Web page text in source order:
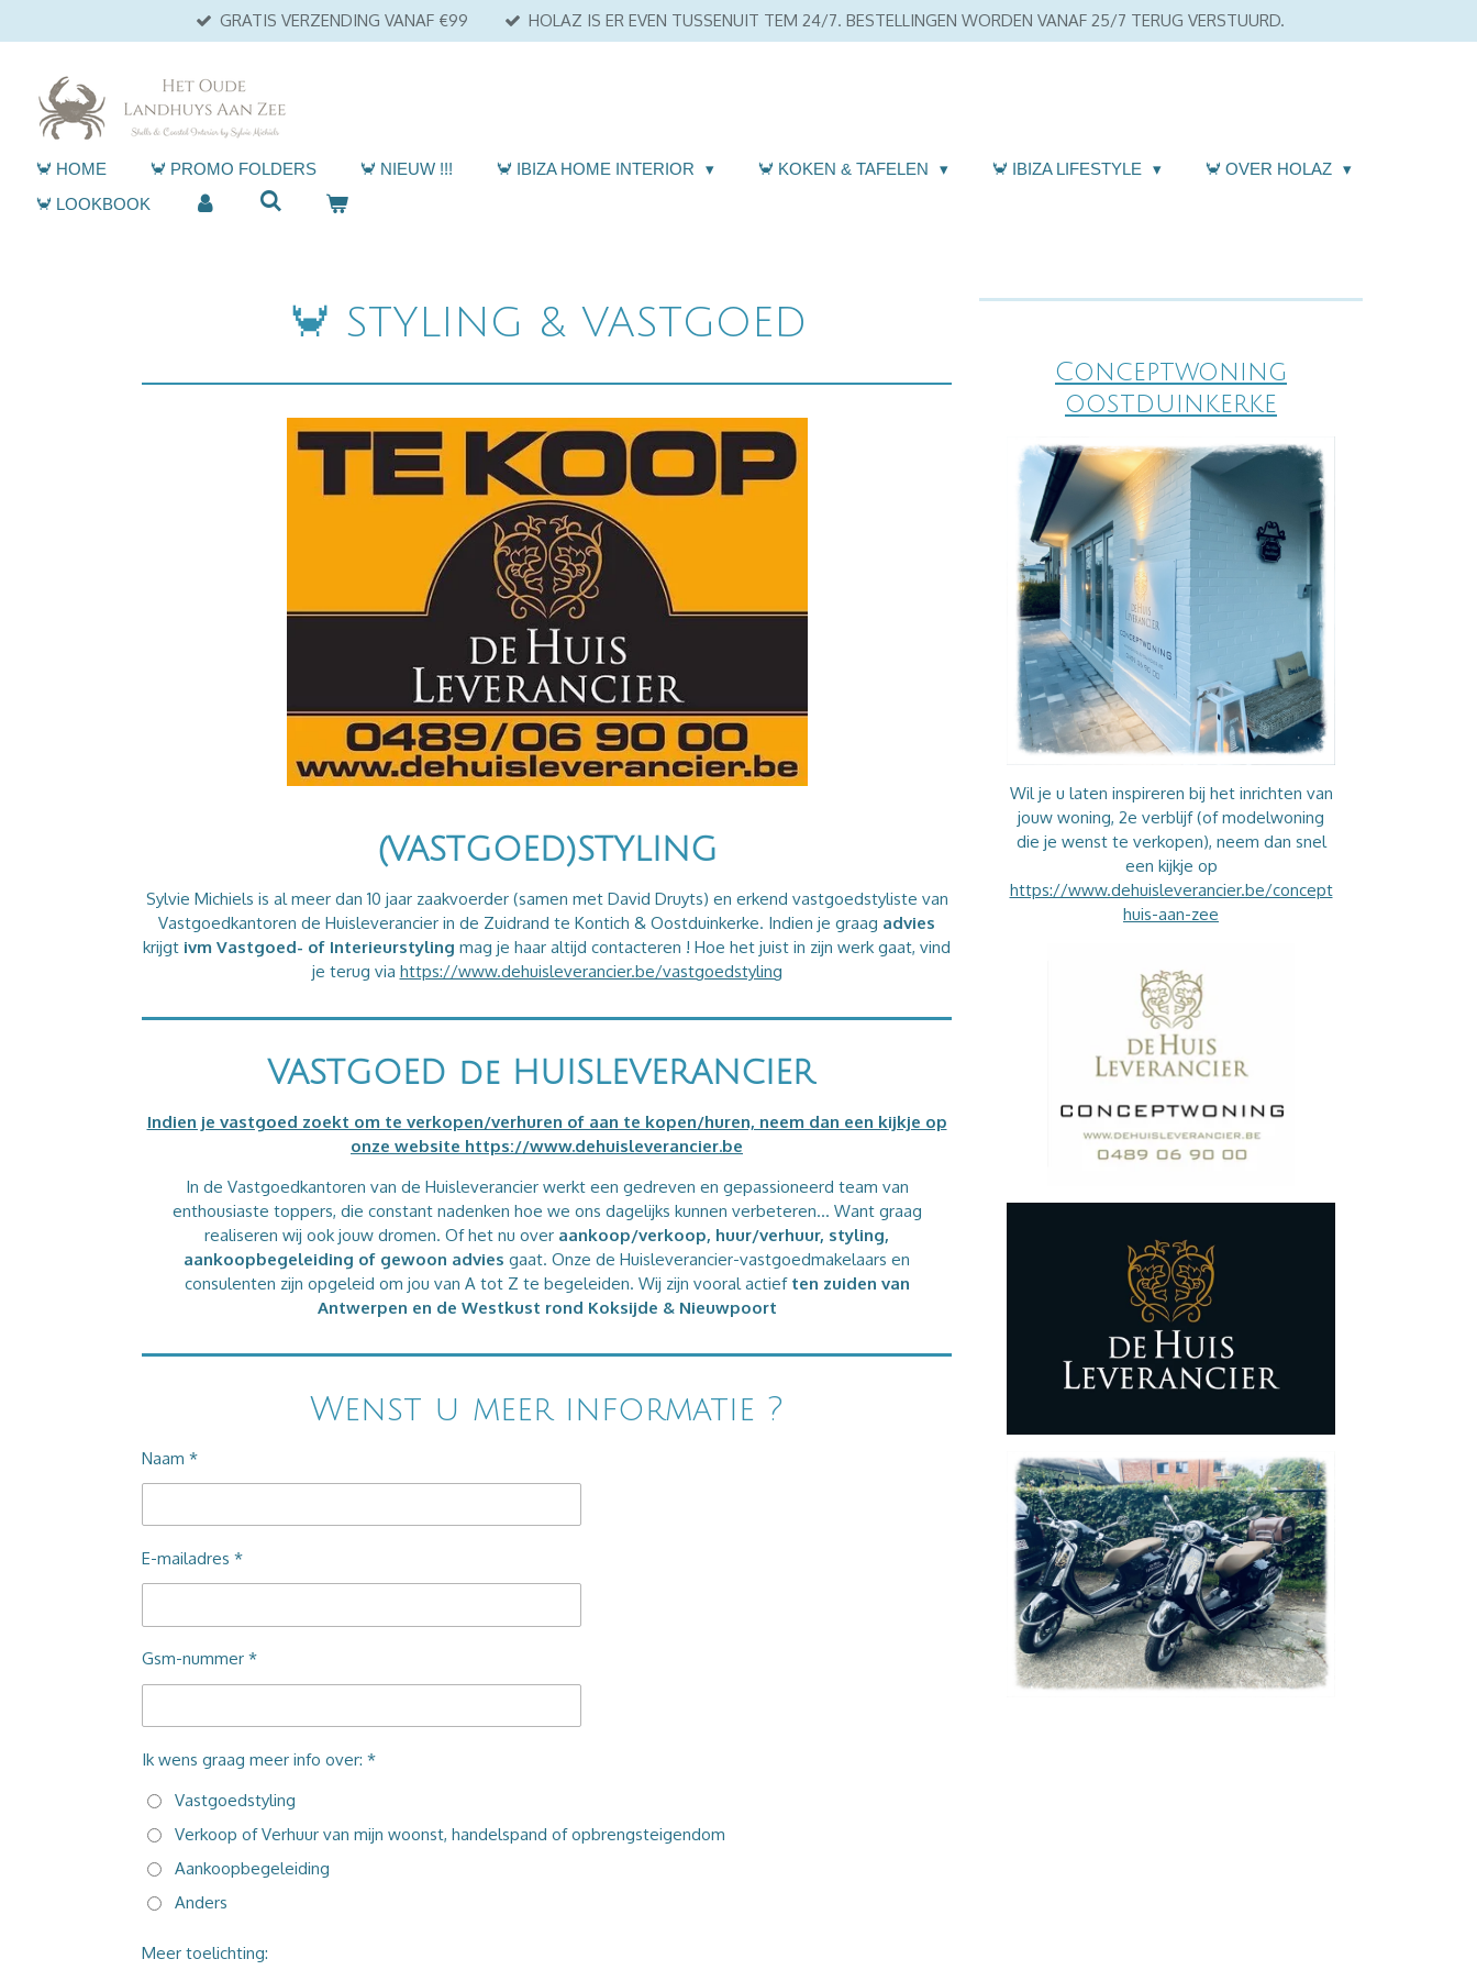
direct
hoofdinhoud
GRATIS VERZENDING VANAF €99 HOLAZ IS ER EVEN TUSSENUIT TEM 24/7. BESTELLINGEN WORDEN VANAF 25/7 TERUG VERSTUURD.
🦀 HOME 🦀 PROMO FOLDERS 🦀 NIEUW !!! 🦀 IBIZA HOME INTERIOR 🦀 KOKEN & TAFELEN 🦀 IBIZA LIFESTYLE
🦀 OVER HOLAZ
🦀 LOOKBOOK
🦀 STYLING & VASTGOED
(VASTGOED)STYLING
Sylvie Michiels is al meer dan 10 jaar zaakvoerder (samen met David Druyts) en erkend vastgoedstyliste van
Vastgoedkantoren de Huisleverancier in de Zuidrand te Kontich & Oostduinkerke. Indien je graag advies
krijgt ivm Vastgoed- of Interieurstyling mag je haar altijd contacteren ! Hoe het juist in zijn werk gaat, vind
je terug via https://www.dehuisleverancier.be/vastgoedstyling
VASTGOED de HUISLEVERANCIER
Indien je vastgoed zoekt om te verkopen/verhuren of aan te kopen/huren, neem dan een kijkje op
onze website https://www.dehuisleverancier.be
In de Vastgoedkantoren van de Huisleverancier werkt een gedreven en gepassioneerd team van
enthousiaste toppers, die constant nadenken hoe we ons dagelijks kunnen verbeteren... Want graag
realiseren wij ook jouw dromen. Of het nu over aankoop/verkoop, huur/verhuur, styling,
aankoopbegeleiding of gewoon advies gaat. Onze de Huisleverancier-vastgoedmakelaars en
consulenten zijn opgeleid om jou van A tot Z te begeleiden. Wij zijn vooral actief ten zuiden van
Antwerpen en de Westkust rond Koksijde & Nieuwpoort
Wenst u meer informatie ?
Naam *
E-mailadres *
Gsm-nummer *
Ik wens graag meer info over: *
Vastgoedstyling
Verkoop of Verhuur van mijn woonst, handelspand of opbrengsteigendom
Aankoopbegeleiding
Anders
Meer toelichting:
Conceptwoning
oostduinkerke
Wil je u laten inspireren bij het inrichten van
jouw woning, 2e verblijf (of modelwoning
die je wenst te verkopen), neem dan snel
een kijkje op
https://www.dehuisleverancier.be/concept
huis-aan-zee